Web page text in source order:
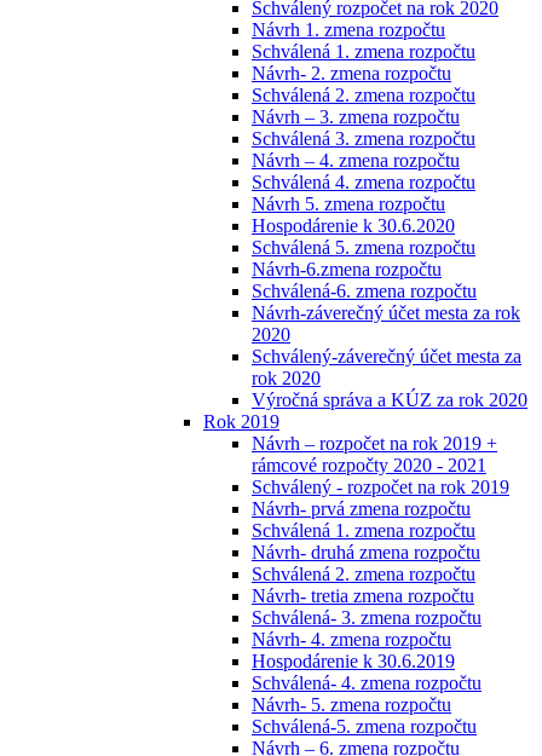
Schválený rozpočet na rok 2020
Návrh 1. zmena rozpočtu
Schválená 1. zmena rozpočtu
Návrh- 2. zmena rozpočtu
Schválená 2. zmena rozpočtu
Návrh – 3. zmena rozpočtu
Schválená 3. zmena rozpočtu
Návrh – 4. zmena rozpočtu
Schválená 4. zmena rozpočtu
Návrh 5. zmena rozpočtu
Hospodárenie k 30.6.2020
Schválená 5. zmena rozpočtu
Návrh-6.zmena rozpočtu
Schválená-6. zmena rozpočtu
Návrh-záverečný účet mesta za rok
2020
Schválený-záverečný účet mesta za
rok 2020
Výročná správa a KÚZ za rok 2020
Rok 2019
Návrh – rozpočet na rok 2019 +
rámcové rozpočty 2020 - 2021
Schválený - rozpočet na rok 2019
Návrh- prvá zmena rozpočtu
Schválená 1. zmena rozpočtu
Návrh- druhá zmena rozpočtu
Schválená 2. zmena rozpočtu
Návrh- tretia zmena rozpočtu
Schválená- 3. zmena rozpočtu
Návrh- 4. zmena rozpočtu
Hospodárenie k 30.6.2019
Schválená- 4. zmena rozpočtu
Návrh- 5. zmena rozpočtu
Schválená-5. zmena rozpočtu
Návrh – 6. zmena rozpočtu